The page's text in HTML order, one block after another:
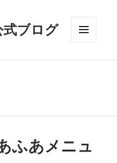
ブログ
ふあメニュ